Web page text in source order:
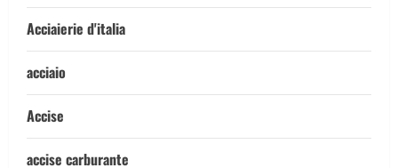
Acciaierie d'italia
acciaio
Accise
accise carburante